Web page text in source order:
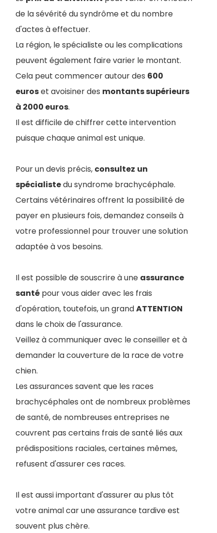
de la sévérité du syndrôme et du nombre
d'actes à effectuer.
La région, le spécialiste ou les complications
peuvent également faire varier le montant.
Cela peut commencer autour des 600
euroset avoisiner des montants supérieurs
à 2000 euros.
Il est difficile de chiffrer cette intervention
puisque chaque animal est unique.
Pour un devis précis, consultez un
spécialistedu syndrome brachycéphale.
Certains vétérinaires offrent la possibilité de
payer en plusieurs fois, demandez conseils à
votre professionnel pour trouver une solution
adaptée à vos besoins.
Il est possible de souscrire à une assurance
santé pour vous aider avec les frais
d'opération, toutefois, un grandATTENTION
dans le choix de l'assurance.
Veillez à communiquer avec le conseiller et à
demander la couverture de la race de votre
chien.
Les assurances savent que les races
brachycéphales ont de nombreux problèmes
de santé, de nombreuses entreprises ne
couvrent pas certains frais de santé liés aux
prédispositions raciales, certaines mêmes,
refusent d'assurer ces races.
Il est aussi important d'assurer au plus tôt
votre animal car une assurance tardive est
souvent plus chère.